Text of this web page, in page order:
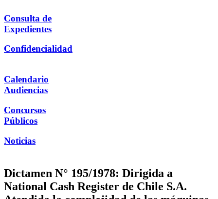
Consulta de
Expedientes
Confidencialidad
Calendario
Audiencias
Concursos
Públicos
Noticias
Dictamen N° 195/1978: Dirigida a
National Cash Register de Chile S.A.